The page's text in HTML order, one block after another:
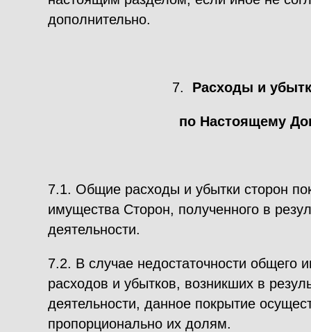
дополнительно.
7. Расходы и
по Настоящему
7.1. Общие расходы и убытки сторон
имущества Сторон, полученного в
деятельности.
7.2. В случае недостаточности общего
расходов и убытков, возникших в
деятельности, данное покрытие
пропорционально их долям.